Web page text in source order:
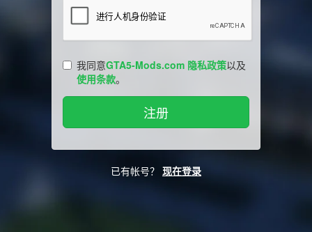
我同意GTA5-Mods.com 隐私政策以及
使用条款。
已有帐号？ 现在登录